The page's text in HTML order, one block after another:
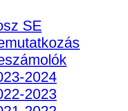
SE
2024
2023